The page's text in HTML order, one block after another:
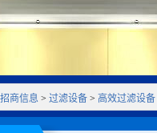
招商信息 > 过滤设备 > 高效过滤设备